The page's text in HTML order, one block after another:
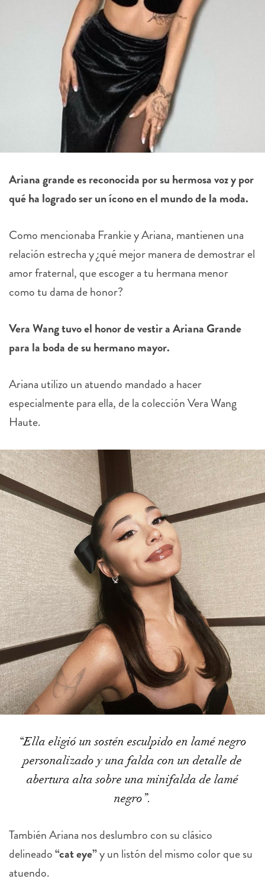
Ariana grande es reconocida por su hermosa voz y por
qué ha logrado ser un ícono en el mundo de la moda.
Como mencionaba Frankie y Ariana, mantienen una
relación estrecha y ¿qué mejor manera de demostrar el
amor fraternal, que escoger a tu hermana menor
como tu dama de honor?
Vera Wang tuvo el honor de vestir a Ariana Grande
para la boda de su hermano mayor.
Ariana utilizo un atuendo mandado a hacer
especialmente para ella, de la colección Vera Wang
Haute.
“Ella eligió un sostén esculpido en lamé negro
personalizado y una falda con un detalle de
abertura alta sobre una minifalda de lamé
negro”.
También Ariana nos deslumbro con su clásico
delineado“cat eye”y un listón del mismo color que su
atuendo.